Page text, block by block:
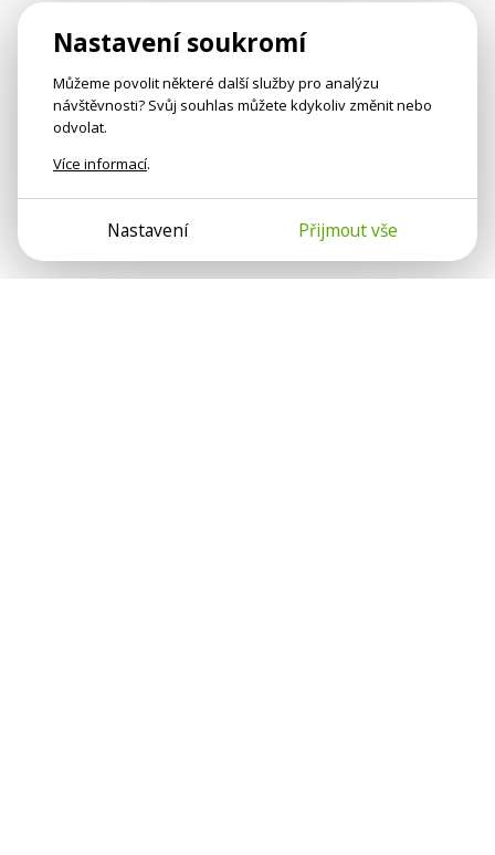
Nastavení soukromí
Můžeme povolit některé další služby pro analýzu
návštěvnosti? Svůj souhlas můžete kdykoliv změnit nebo
odvolat.
Více informací.
Nastavení Přijmout vše